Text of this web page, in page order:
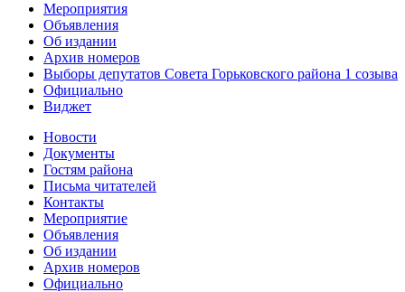
Мероприятия
Объявления
Об издании
Архив номеров
Выборы депутатов Совета Горьковского района 1 созыва
Официально
Виджет
Новости
Документы
Гостям района
Письма читателей
Контакты
Мероприятие
Объявления
Об издании
Архив номеров
Официально